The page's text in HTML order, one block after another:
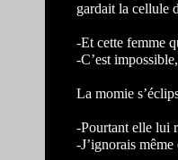
gardait la cellule
-Et cette femme
-C’est
La momie
-Pourtant elle lui
-J’ignorais